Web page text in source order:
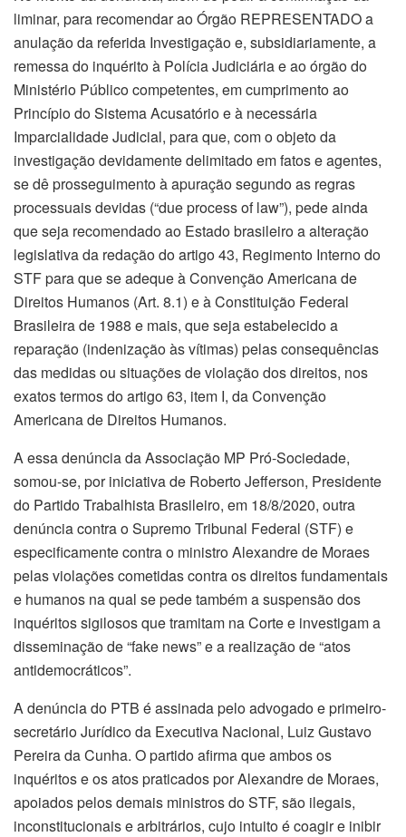
liminar, para recomendar ao Órgão REPRESENTADO a
anulação da referida Investigação e, subsidiariamente, a
remessa do inquérito à Polícia Judiciária e ao órgão do
Ministério Público competentes, em cumprimento ao
Princípio do Sistema Acusatório e à necessária
Imparcialidade Judicial, para que, com o objeto da
investigação devidamente delimitado em fatos e agentes,
se dê prosseguimento à apuração segundo as regras
processuais devidas (“due process of law”), pede ainda
que seja recomendado ao Estado brasileiro a alteração
legislativa da redação do artigo 43, Regimento Interno do
STF para que se adeque à Convenção Americana de
Direitos Humanos (Art. 8.1) e à Constituição Federal
Brasileira de 1988 e mais, que seja estabelecido a
reparação (indenização às vítimas) pelas consequências
das medidas ou situações de violação dos direitos, nos
exatos termos do artigo 63, item I, da Convenção
Americana de Direitos Humanos.
A essa denúncia da Associação MP Pró-Sociedade,
somou-se, por iniciativa de Roberto Jefferson, Presidente
do Partido Trabalhista Brasileiro, em 18/8/2020, outra
denúncia contra o Supremo Tribunal Federal (STF) e
especificamente contra o ministro Alexandre de Moraes
pelas violações cometidas contra os direitos fundamentais
e humanos na qual se pede também a suspensão dos
inquéritos sigilosos que tramitam na Corte e investigam a
disseminação de “fake news” e a realização de “atos
antidemocráticos”.
A denúncia do PTB é assinada pelo advogado e primeiro-
secretário Jurídico da Executiva Nacional, Luiz Gustavo
Pereira da Cunha. O partido afirma que ambos os
inquéritos e os atos praticados por Alexandre de Moraes,
apoiados pelos demais ministros do STF, são ilegais,
inconstitucionais e arbitrários, cujo intuito é coagir e inibir